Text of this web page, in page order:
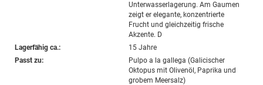
Unterwasserlagerung. Am Gaumen
zeigt er elegante, konzentrierte
Frucht und gleichzeitig frische
Akzente. D
Lagerfähig ca.:
15 Jahre
Passt zu:
Pulpo a la gallega (Galicischer
Oktopus mit Olivenöl, Paprika und
grobem Meersalz)